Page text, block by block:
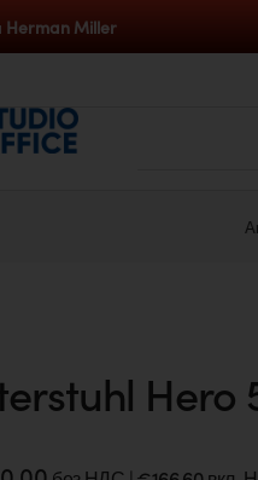
Miller
Аксессуары по цене
Hero